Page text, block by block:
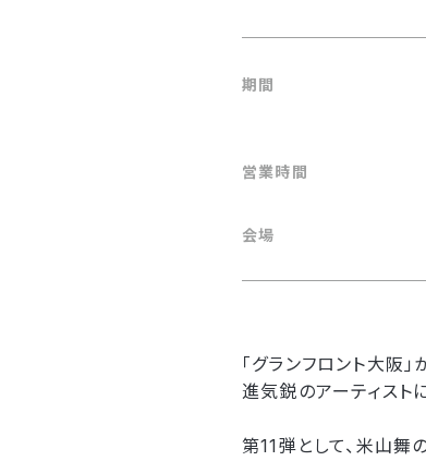
期間
営業時間
会場
「グランフロント大阪
進気鋭のアーティスト
第11弾として、米山舞